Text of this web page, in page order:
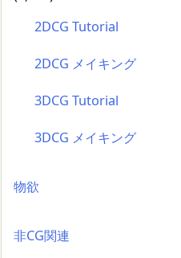
2DCG Tutorial
2DCG メイキング
3DCG Tutorial
3DCG メイキング
物欲
非CG関連